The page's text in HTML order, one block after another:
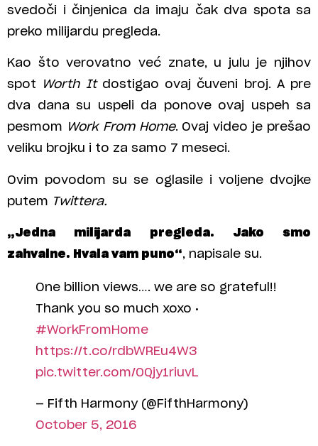
svedoči i činjenica da imaju čak dva spota sa
preko milijardu pregleda.
Kao što verovatno već znate, u julu je njihov
spot Worth Itdostigao ovaj čuveni broj. A pre
dva dana su uspeli da ponove ovaj uspeh sa
pesmom Work From Home. Ovaj video je prešao
veliku brojku i to za samo 7 meseci.
Ovim povodom su se oglasile i voljene dvojke
putem Twittera.
„Jedna milijarda pregleda. Jako smo
zahvalne. Hvala vam puno“, napisale su.
One billion views…. we are so grateful!!
Thank you so much xoxo •
#WorkFromHome
https://t.co/rdbWREu4W3
pic.twitter.com/0Qjy1riuvL
— Fifth Harmony (@FifthHarmony)
October 5, 2016